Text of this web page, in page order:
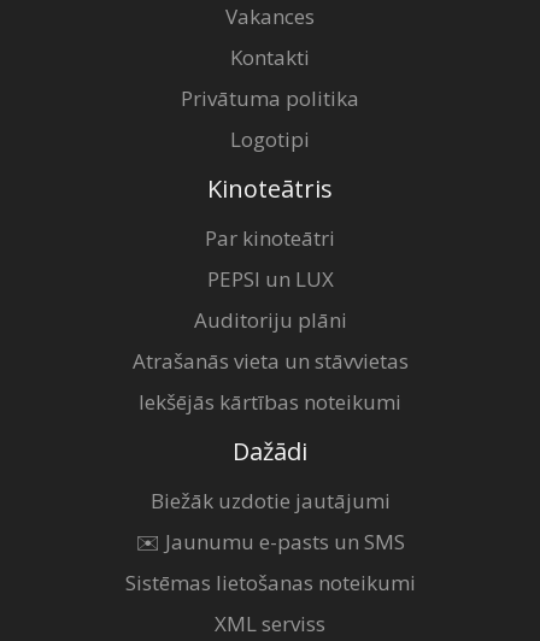
Vakances
Kontakti
Privātuma politika
Logotipi
Kinoteātris
Par kinoteātri
PEPSI un LUX
Auditoriju plāni
Atrašanās vieta un stāvvietas
Iekšējās kārtības noteikumi
Dažādi
Biežāk uzdotie jautājumi
✉️ Jaunumu e-pasts un SMS
Sistēmas lietošanas noteikumi
XML serviss